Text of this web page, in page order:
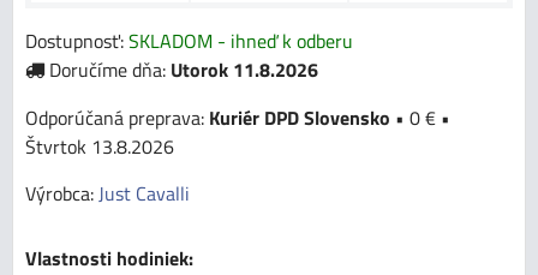
Dostupnosť:SKLADOM - ihneď k odberu
Doručíme dňa: Utorok 11.8.2026
Kuriér DPD Slovensko • 0 € •
Štvrtok 13.8.2026
Výrobca:Just Cavalli
Vlastnosti hodiniek: